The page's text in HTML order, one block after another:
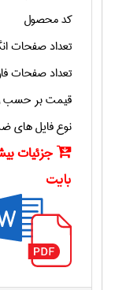
کد محصول
تعداد صفحات
تعداد صفحات
قیمت بر حسب
نوع فایل های
جزئیات
بایت